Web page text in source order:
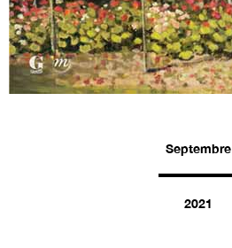
Septembre
2021